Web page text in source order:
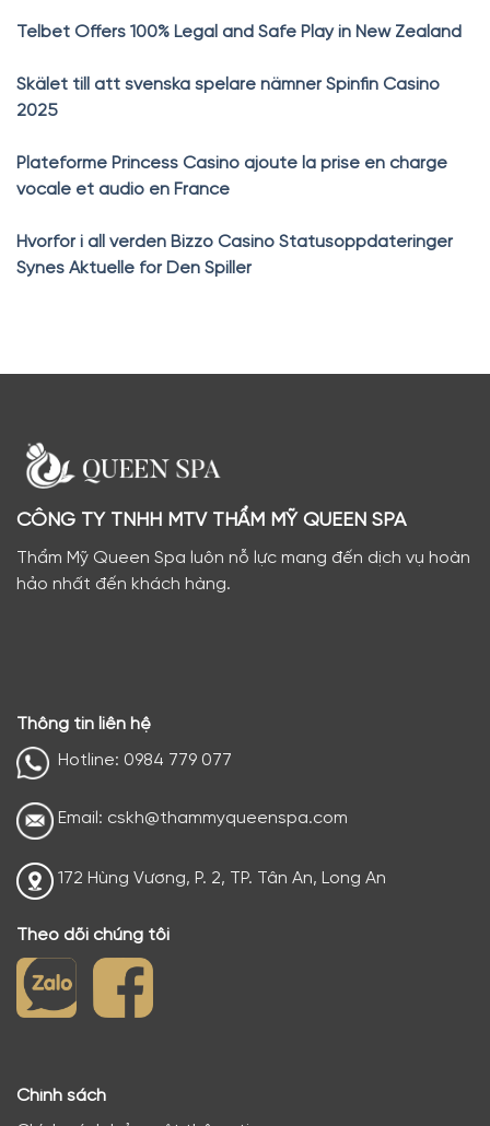
Telbet Offers 100% Legal and Safe Play in New Zealand
Skälet till att svenska spelare nämner Spinfin Casino
2025
Plateforme Princess Casino ajoute la prise en charge
vocale et audio en France
Hvorfor i all verden Bizzo Casino Statusoppdateringer
Synes Aktuelle for Den Spiller
CÔNG TY TNHH MTV THẨM MỸ QUEEN SPA
Thẩm Mỹ Queen Spa luôn nỗ lực mang đến dịch vụ hoàn
hảo nhất đến khách hàng.
Thông tin liên hệ
Hotline: 0984 779 077
Email: cskh@thammyqueenspa.com
172 Hùng Vương, P. 2, TP. Tân An, Long An
Theo dõi chúng tôi
Chính sách